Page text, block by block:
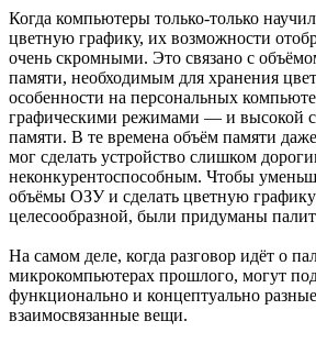
Когда компьютеры только-только
цветную графику, их возможности
очень скромными. Это связано с
памяти, необходимым для хранения
особенности на персональных
графическими режимами — и высокой
памяти. В те времена объём памяти
мог сделать устройство слишком
неконкурентоспособным. Чтобы
объёмы ОЗУ и сделать цветную
целесообразной, были придуманы
На самом деле, когда разговор идёт о
микрокомпьютерах прошлого, могут
функционально и концептуально
взаимосвязанные вещи.